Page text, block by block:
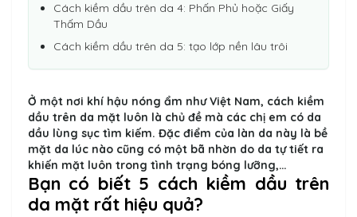
Cách kiềm dầu trên da 4: Phấn Phủ hoặc Giấy
Thấm Dầu
Cách kiềm dầu trên da 5: tạo lớp nền lâu trôi
Ở một nơi khí hậu nóng ẩm như Việt Nam, cách kiềm
dầu trên da mặt luôn là chủ đề mà các chị em có da
dầu lùng sục tìm kiếm. Đặc điểm của làn da này là bề
mặt da lúc nào cũng có một bã nhờn do da tự tiết ra
khiến mặt luôn trong tình trạng bóng lưỡng,…
Bạn có biết 5 cách kiềm dầu trên
da mặt rất hiệu quả?